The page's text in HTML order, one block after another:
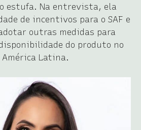
estufa. Na entrevista, ela
de incentivos para o SAF e
outras medidas para
do produto no
Latina.